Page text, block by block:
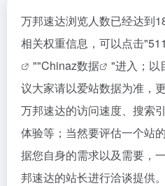
万邦速达浏览人数已经达到
相关权重信息，可以点击"
""Chinaz数据
"进入；以
议大家请以爱站数据为准，
万邦速达的访问速度、搜索
体验等；当然要评估一个站
据您自身的需求以及需要，
邦速达的站长进行洽谈提供